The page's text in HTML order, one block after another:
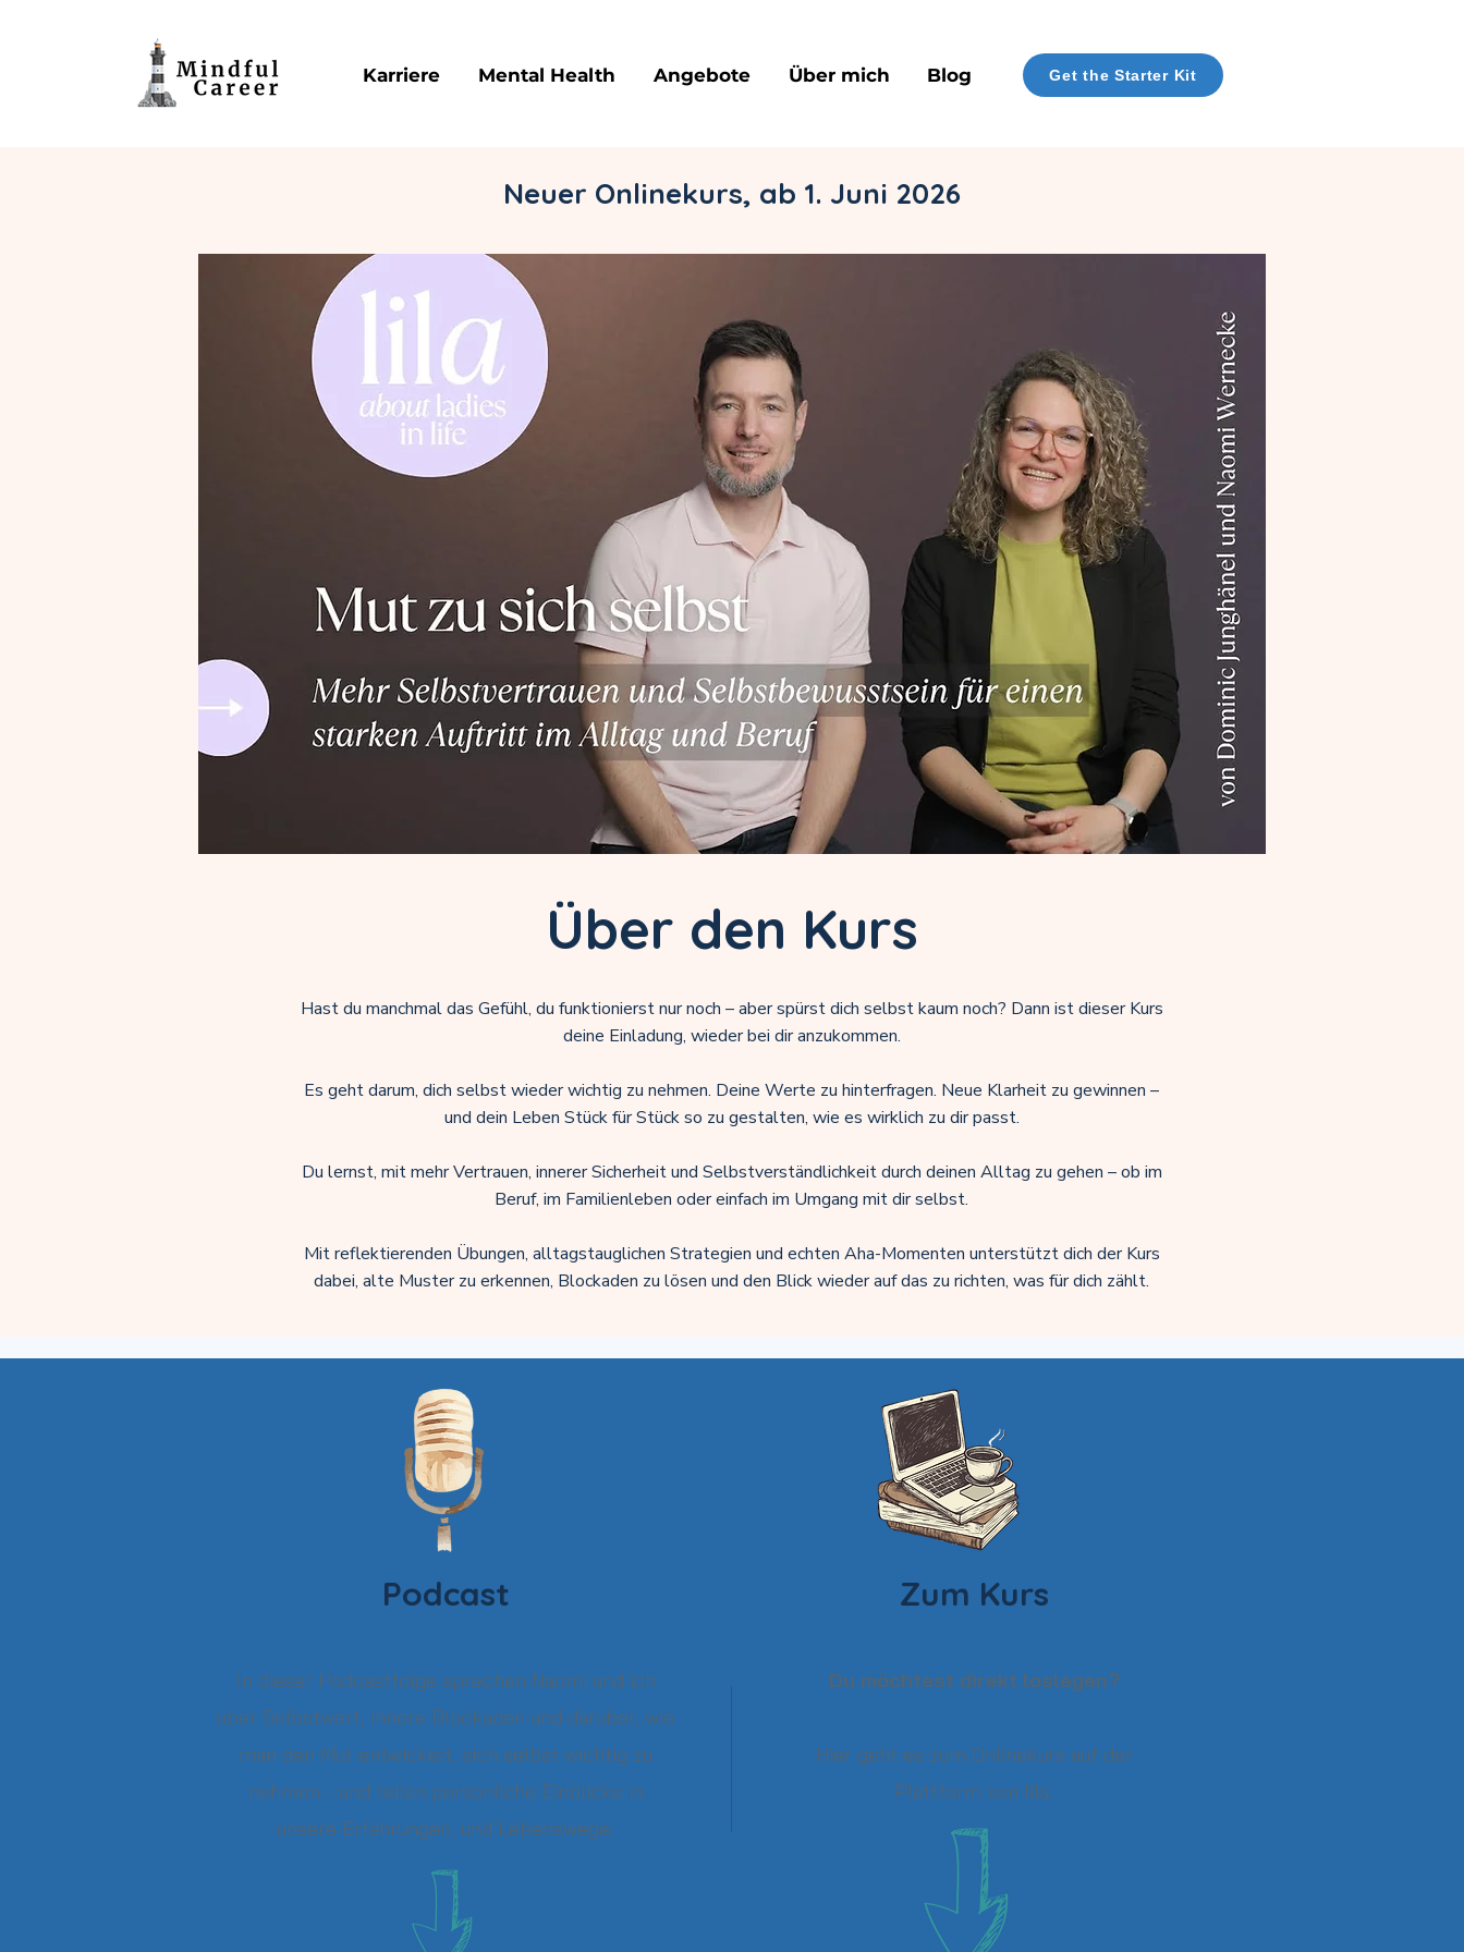
Karriere Mental Health Angebote Über mich Blog Get the Starter Kit
Neuer Onlinekurs, ab 1. Juni 2026
Über den Kurs
Hast du manchmal das Gefühl, du funktionierst nur noch – aber spürst dich selbst kaum noch? Dann ist dieser Kurs
deine Einladung, wieder bei dir anzukommen.
Es geht darum, dich selbst wieder wichtig zu nehmen. Deine Werte zu hinterfragen. Neue Klarheit zu gewinnen –
und dein Leben Stück für Stück so zu gestalten, wie es wirklich zu dir passt.
Du lernst, mit mehr Vertrauen, innerer Sicherheit und Selbstverständlichkeit durch deinen Alltag zu gehen – ob im
Beruf, im Familienleben oder einfach im Umgang mit dir selbst.
Mit reflektierenden Übungen, alltagstauglichen Strategien und echten Aha-Momenten unterstützt dich der Kurs
dabei, alte Muster zu erkennen, Blockaden zu lösen und den Blick wieder auf das zu richten, was für dich zählt.
Neugierig auf mehr?
Podcast Zum Kurs
In dieser Podcastfolge sprechen Naomi und ich
über Selbstwert, innere Blockaden und darüber, wie
man den Mut entwickelt, sich selbst wichtig zu
nehmen - und teilen persönliche Einblicke in
unsere Erfahrungen, und Lebenswege.
Du möchtest direkt loslegen?
​Hier geht es zum Onlinekurs auf der
Plattform von lila.